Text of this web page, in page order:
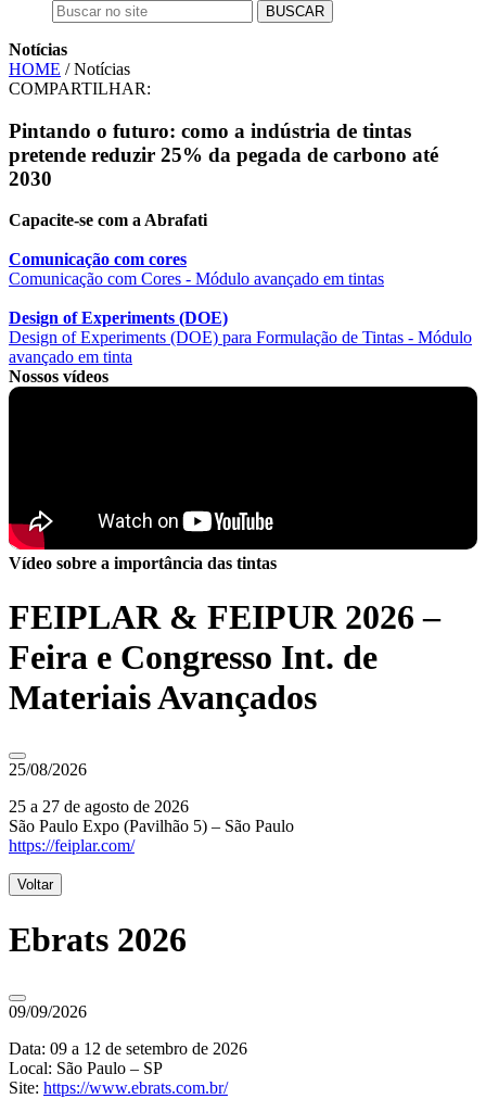
BUSCAR
Notícias
HOME / Notícias
COMPARTILHAR:
Pintando o futuro: como a indústria de tintas
pretende reduzir 25% da pegada de carbono até
2030
Capacite-se com a Abrafati
Comunicação com cores
Comunicação com Cores - Módulo avançado em tintas
Design of Experiments (DOE)
Design of Experiments (DOE) para Formulação de Tintas - Módulo
avançado em tinta
Nossos vídeos
Vídeo sobre a importância das tintas
FEIPLAR & FEIPUR 2026 –
Feira e Congresso Int. de
Materiais Avançados
25/08/2026
25 a 27 de agosto de 2026
São Paulo Expo (Pavilhão 5) – São Paulo
https://feiplar.com/
Voltar
Ebrats 2026
09/09/2026
Data: 09 a 12 de setembro de 2026
Local: São Paulo – SP
Site: https://www.ebrats.com.br/